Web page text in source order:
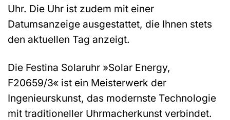
Uhr. Die Uhr ist zudem mit einer
Datumsanzeige ausgestattet, die Ihnen stets
den aktuellen Tag anzeigt.
Die Festina Solaruhr »Solar Energy,
F20659/3« ist ein Meisterwerk der
Ingenieurskunst, das modernste Technologie
mit traditioneller Uhrmacherkunst verbindet.